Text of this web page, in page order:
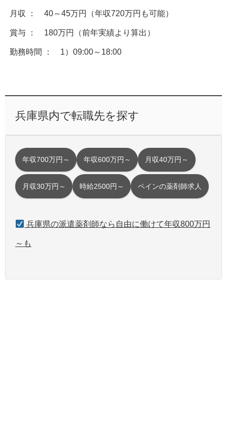
月収 ： 40～45万円（年収720万円も可能）
賞与 ： 180万円（前年実績より算出）
勤務時間 ： 1）09:00～18:00
兵庫県内で転職先を探す
年収700万円～ 年収600万円～ 月収40万円～
月収30万円～ 時給2500円～ ペインの薬剤師求人
兵庫県の派遣薬剤師なら自由に働けて年収800万円
～も